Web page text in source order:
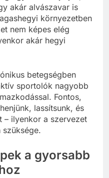
akár alvászavar is
környezetben
nem képes elég
akár hegyi
betegségben
sportolók nagyobb
Fontos,
lassítsunk, és
– ilyenkor a szervezet
a gyorsabb